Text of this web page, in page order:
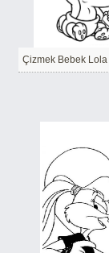
Çizmek Bebek